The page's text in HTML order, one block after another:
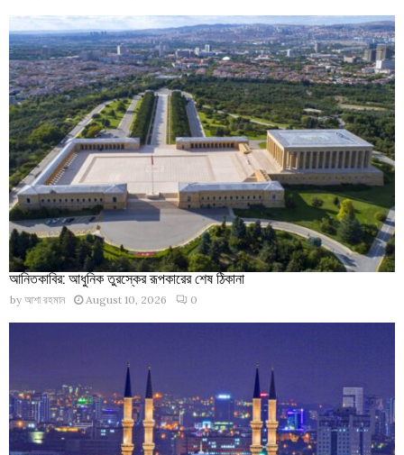
আনিতকাবির: আধুনিক তুরস্কের রূপকারের শেষ ঠিকানা
by আশা রহমান August 10, 2026 0